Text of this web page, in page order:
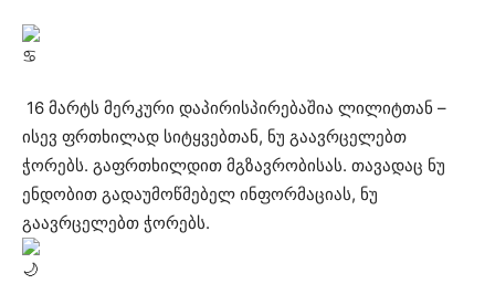
16 მარტს მერკური დაპირისპირებაშია ლილიტთან –
ისევ ფრთხილად სიტყვებთან, ნუ გაავრცელებთ
ჭორებს. გაფრთხილდით მგზავრობისას. თავადაც ნუ
ენდობით გადაუმოწმებელ ინფორმაციას, ნუ
გაავრცელებთ ჭორებს.